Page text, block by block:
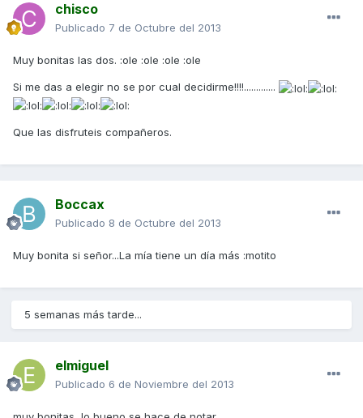
chisco
Publicado 7 de Octubre del 2013
Muy bonitas las dos. :ole :ole :ole :ole
Si me das a elegir no se por cual decidirme!!!!.............
Que las disfruteis compañeros.
Boccax
Publicado 8 de Octubre del 2013
Muy bonita si señor...La mía tiene un día más :motito
5 semanas más tarde...
elmiguel
Publicado 6 de Noviembre del 2013